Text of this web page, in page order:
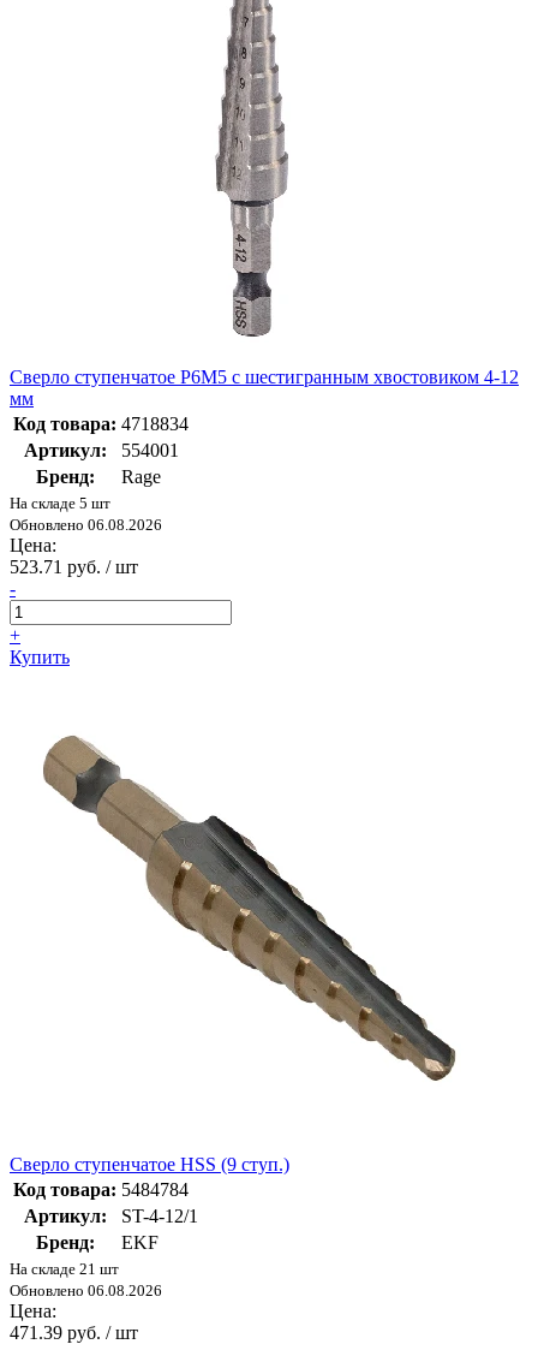
Сверло ступенчатое Р6М5 с шестигранным хвостовиком 4-12
мм
Код товара: 4718834
Артикул:
554001
Бренд:
Rage
На складе 5 шт
Обновлено 06.08.2026
Цена:
523.71 руб. / шт
-
+
Купить
Cверло ступенчатое HSS (9 ступ.)
Код товара: 5484784
Артикул:
ST-4-12/1
Бренд:
EKF
На складе 21 шт
Обновлено 06.08.2026
Цена:
471.39 руб. / шт